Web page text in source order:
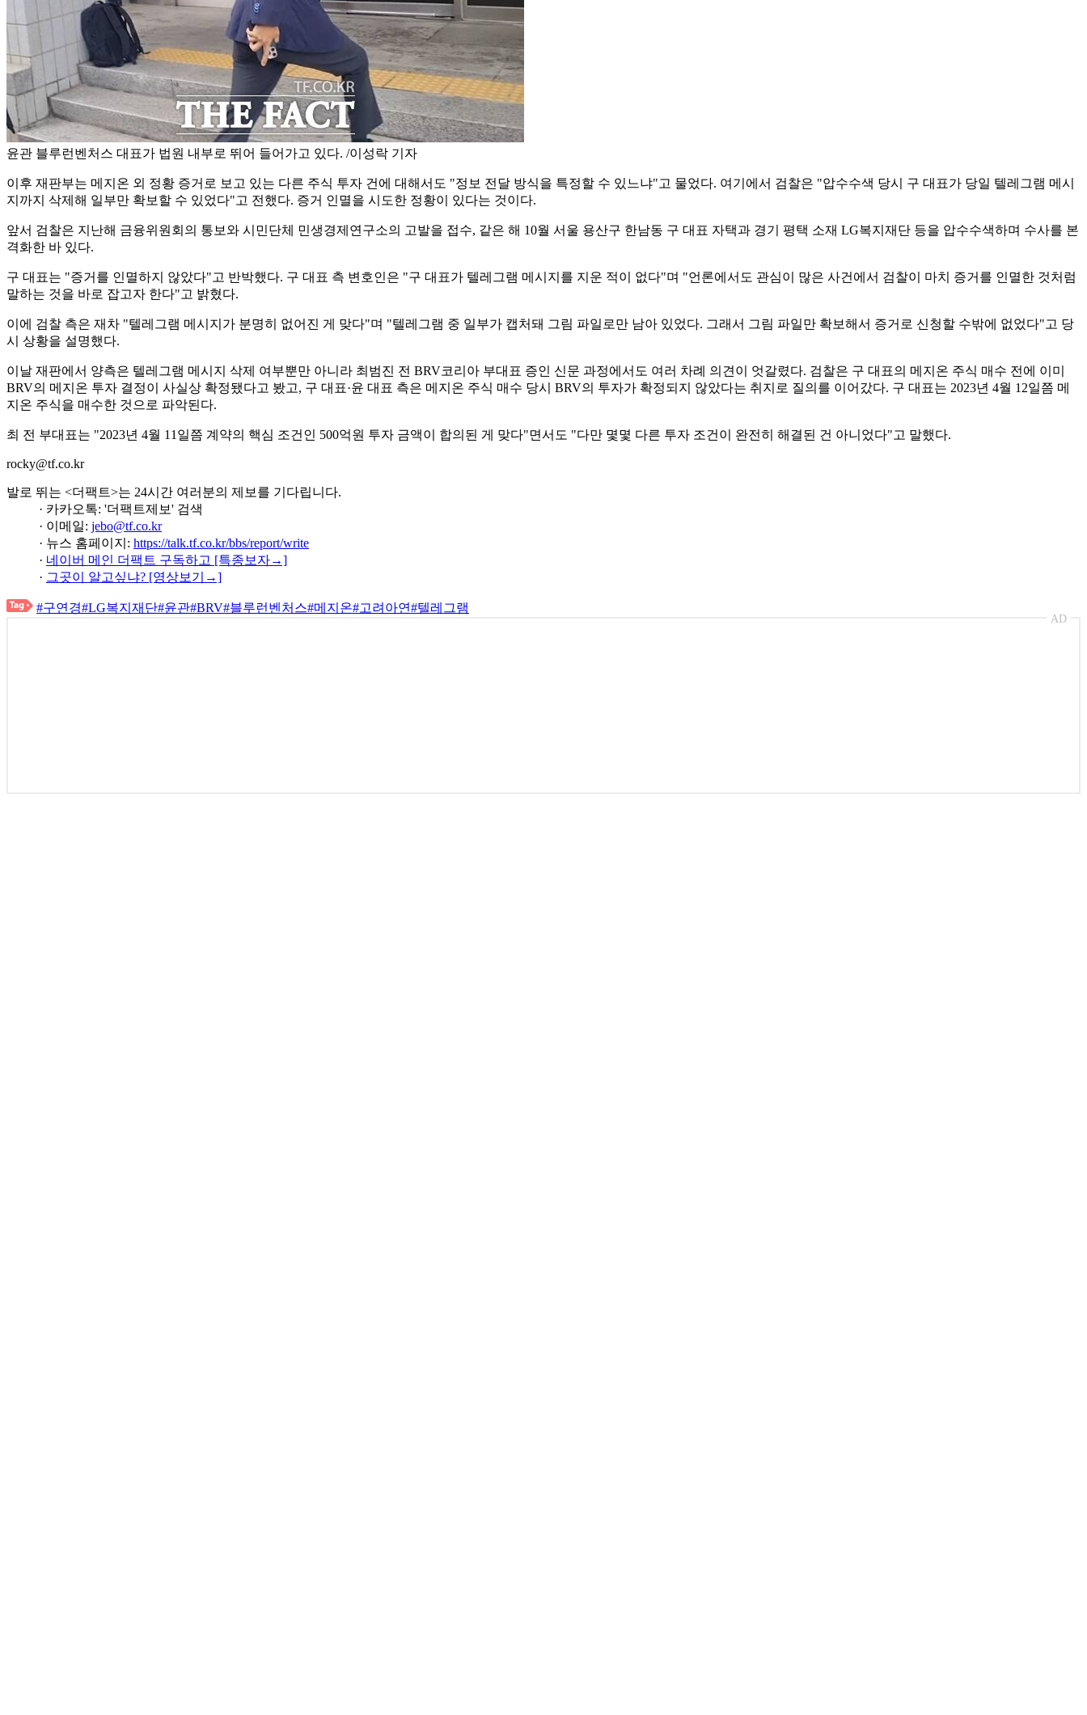
윤관 블루런벤처스 대표가 법원 내부로 뛰어 들어가고 있다. /이성락 기자
이후 재판부는 메지온 외 정황 증거로 보고 있는 다른 주식 투자 건에 대해서도 "정보 전달 방식을 특정할 수 있느냐"고 물었다. 여기에서 검찰은 "압수수색 당시 구 대표가 당일 텔레그램 메시
지까지 삭제해 일부만 확보할 수 있었다"고 전했다. 증거 인멸을 시도한 정황이 있다는 것이다.
앞서 검찰은 지난해 금융위원회의 통보와 시민단체 민생경제연구소의 고발을 접수, 같은 해 10월 서울 용산구 한남동 구 대표 자택과 경기 평택 소재 LG복지재단 등을 압수수색하며 수사를 본
격화한 바 있다.
구 대표는 "증거를 인멸하지 않았다"고 반박했다. 구 대표 측 변호인은 "구 대표가 텔레그램 메시지를 지운 적이 없다"며 "언론에서도 관심이 많은 사건에서 검찰이 마치 증거를 인멸한 것처럼
말하는 것을 바로 잡고자 한다"고 밝혔다.
이에 검찰 측은 재차 "텔레그램 메시지가 분명히 없어진 게 맞다"며 "텔레그램 중 일부가 캡처돼 그림 파일로만 남아 있었다. 그래서 그림 파일만 확보해서 증거로 신청할 수밖에 없었다"고 당
시 상황을 설명했다.
이날 재판에서 양측은 텔레그램 메시지 삭제 여부뿐만 아니라 최범진 전 BRV코리아 부대표 증인 신문 과정에서도 여러 차례 의견이 엇갈렸다. 검찰은 구 대표의 메지온 주식 매수 전에 이미
BRV의 메지온 투자 결정이 사실상 확정됐다고 봤고, 구 대표·윤 대표 측은 메지온 주식 매수 당시 BRV의 투자가 확정되지 않았다는 취지로 질의를 이어갔다. 구 대표는 2023년 4월 12일쯤 메
지온 주식을 매수한 것으로 파악된다.
최 전 부대표는 "2023년 4월 11일쯤 계약의 핵심 조건인 500억원 투자 금액이 합의된 게 맞다"면서도 "다만 몇몇 다른 투자 조건이 완전히 해결된 건 아니었다"고 말했다.
rocky@tf.co.kr
발로 뛰는 <더팩트>는 24시간 여러분의 제보를 기다립니다.
· 카카오톡: '더팩트제보' 검색
· 이메일: jebo@tf.co.kr
· 뉴스 홈페이지: https://talk.tf.co.kr/bbs/report/write
· 네이버 메인 더팩트 구독하고 [특종보자→]
· 그곳이 알고싶냐? [영상보기→]
#구연경#LG복지재단#윤관#BRV#블루런벤처스#메지온#고려아연#텔레그램
AD